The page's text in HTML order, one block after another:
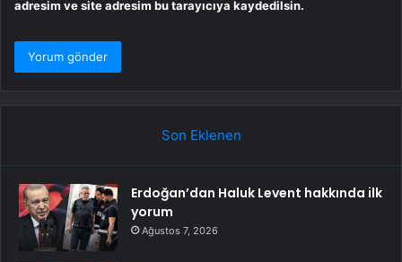
adresim ve site adresim bu tarayıcıya kaydedilsin.
Son Eklenen
Erdoğan’dan Haluk Levent hakkında ilk
yorum
Ağustos 7, 2026